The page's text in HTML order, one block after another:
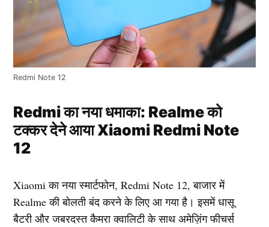
Redmi Note 12
Redmi का नया धमाका: Realme को
टक्कर देने आया Xiaomi Redmi Note
12
Xiaomi का नया स्मार्टफोन, Redmi Note 12, बाजार में
Realme की बोलती बंद करने के लिए आ गया है। इसमें धासू
बैटरी और जबरदस्त कैमरा क्वालिटी के साथ अमेज़िंग फीचर्स